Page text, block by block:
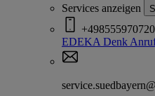
Services anzeigen
+498555970720
EDEKA Denk